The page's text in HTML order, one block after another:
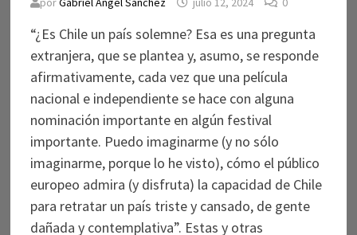
“¿Es Chile un país solemne? Esa es una pregunta
extranjera, que se plantea y, asumo, se responde
afirmativamente, cada vez que una película
nacional e independiente se hace con alguna
nominación importante en algún festival
importante. Puedo imaginarme (y no sólo
imaginarme, porque lo he visto), cómo el público
europeo admira (y disfruta) la capacidad de Chile
para retratar un país triste y cansado, de gente
dañada y contemplativa”. Estas y otras